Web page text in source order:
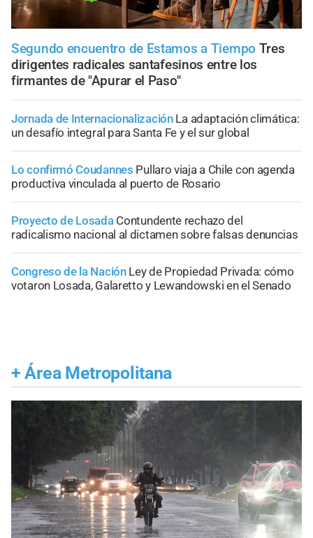
Segundo encuentro de Estamos a Tiempo Tres
dirigentes radicales santafesinos entre los
firmantes de "Apurar el Paso"
Jornada de Internacionalización La adaptación climática:
un desafío integral para Santa Fe y el sur global
Lo confirmó Coudannes Pullaro viaja a Chile con agenda
productiva vinculada al puerto de Rosario
Proyecto de Losada Contundente rechazo del
radicalismo nacional al dictamen sobre falsas denuncias
Congreso de la Nación Ley de Propiedad Privada: cómo
votaron Losada, Galaretto y Lewandowski en el Senado
+ Área Metropolitana